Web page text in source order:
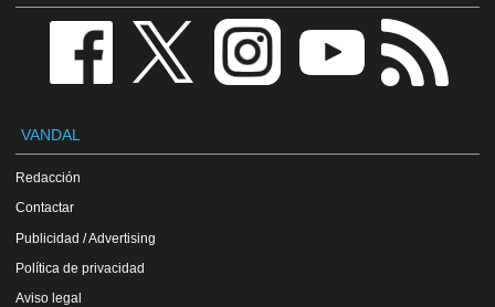
VANDAL
Redacción
Contactar
Publicidad / Advertising
Política de privacidad
Aviso legal